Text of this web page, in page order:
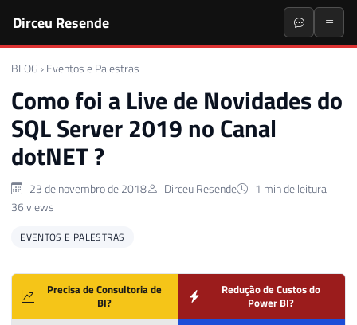
Dirceu Resende
BLOG › Eventos e Palestras
Como foi a Live de Novidades do
SQL Server 2019 no Canal
dotNET ?
23 de novembro de 2018 Dirceu Resende
1 min de leitura
36 views
EVENTOS E PALESTRAS
Precisa de Consultoria de
BI?
Redução de Custos do
Power BI?